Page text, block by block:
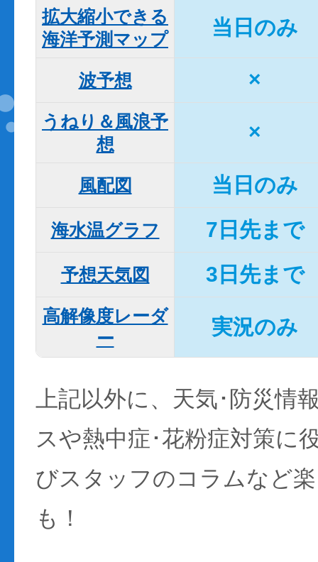
拡大縮小できる
海洋予測マップ
当日のみ
波予想 ×
うねり＆風浪予
想
×
風配図 当日のみ
海水温グラフ 7日先まで
予想天気図 3日先まで
高解像度レーダ
ー
実況のみ
上記以外に、天気･防災情
スや熱中症･花粉症対策に
びスタッフのコラムなど
も！